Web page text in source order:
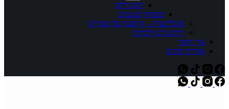
הוט ווילס
משחקי מגנטים
סובלימציה – הדפסה על מוצרים
ריהוט לגן ולכיתה
צרו קשר
אודות ימיניס